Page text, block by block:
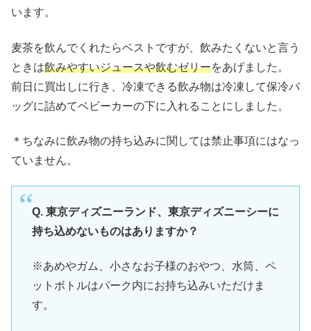
います。
麦茶を飲んでくれたらベストですが、飲みたくないと言う
ときは飲みやすいジュースや飲むゼリーをあげました。
前日に買出しに行き、冷凍できる飲み物は冷凍して保冷バ
ッグに詰めてベビーカーの下に入れることにしました。
＊ちなみに飲み物の持ち込みに関しては禁止事項にはなっ
ていません。
Q. 東京ディズニーランド、東京ディズニーシーに
持ち込めないものはありますか？
※あめやガム、小さなお子様のおやつ、水筒、ペ
ットボトルはパーク内にお持ち込みいただけま
す。